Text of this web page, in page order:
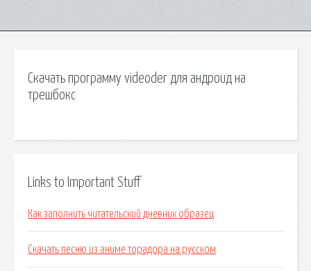
Скачать программу videoder для андроид на
трешбокс
Links to Important Stuff
Как заполнить читательский дневник образец
Скачать песню из аниме торадора на русском